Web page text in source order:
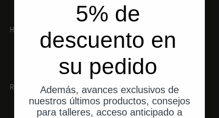
HERRAMIENTA ADECUADA
RECOMENDACIONES
5% de
descuento en
su pedido
Además, avances exclusivos de
nuestros últimos productos, consejos
para talleres, acceso anticipado a